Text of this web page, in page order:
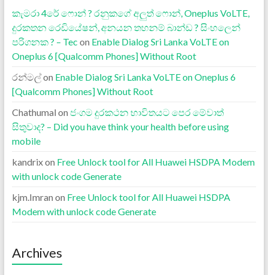
කැමරා 4රේ ෆොන් ? රනුකගේ අලුත් ෆොන්, Oneplus VoLTE,
දුරකතන රෙඩියේෂන්, අනයන තහනම් බාන්ඩ ? සිංහලෙන්
පරිගනක ? – Tec on Enable Dialog Sri Lanka VoLTE on
Oneplus 6 [Qualcomm Phones] Without Root
රන්මල්on Enable Dialog Sri Lanka VoLTE on Oneplus 6
[Qualcomm Phones] Without Root
Chathumal on ජංගම දුරකථන භාවිතයට පෙර මේවාත්
සිතුවාද? – Did you have think your health before using
mobile
kandrixon Free Unlock tool for All Huawei HSDPA Modem
with unlock code Generate
kjm.Imran on Free Unlock tool for All Huawei HSDPA
Modem with unlock code Generate
Archives